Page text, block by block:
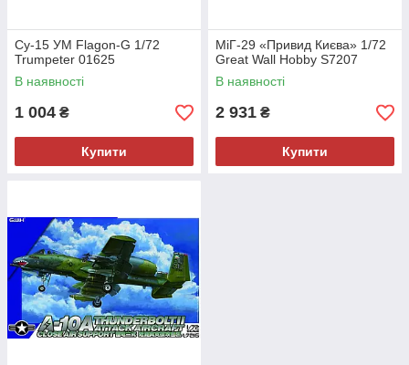
Су-15 УМ Flagon-G 1/72
Trumpeter 01625
В наявності
1 004 ₴
Купити
МіГ-29 «Привид Києва» 1/72
Great Wall Hobby S7207
В наявності
2 931 ₴
Купити